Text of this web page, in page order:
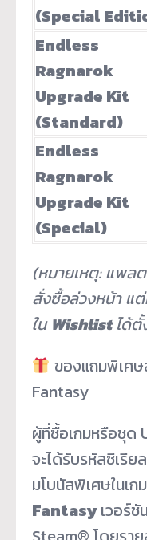
(Special
Endless
Ragnarok
Upgrade Kit
(Standard)
Endless
Ragnarok
Upgrade Kit
(Special)
(หมายเหตุ: แพล
สั่งซื้อล่วงหน้า แ
ใน Wishlistได้ตั้
ของแถมพิเศ
Fantasy
ผู้ที่ซื้อเกมหรือชุด
จะได้รับรหัสซีเรีย
มโบนัสพิเศษในเกม
Fantasyเวอร์ชั